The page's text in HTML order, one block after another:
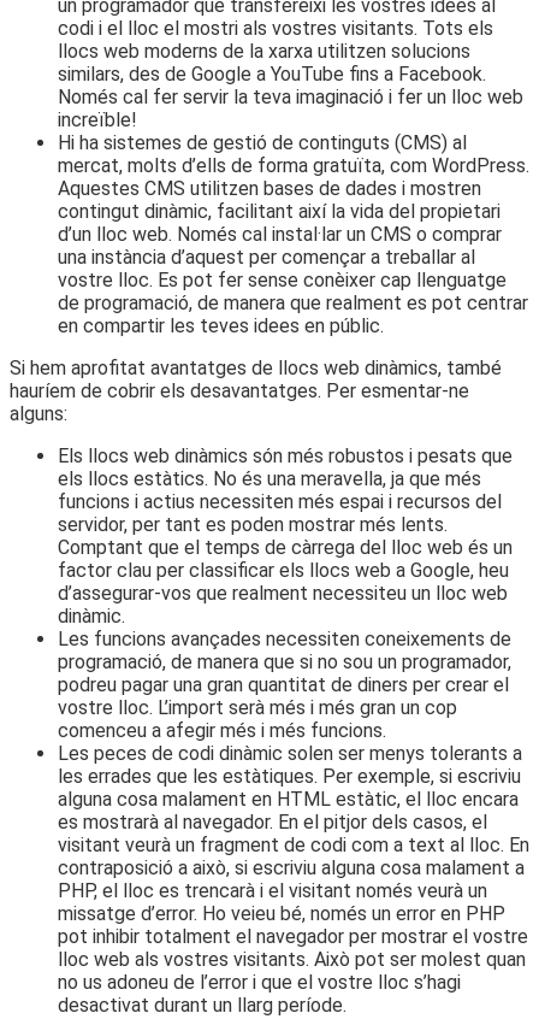
un programador que transfereixi les vostres idees al
codi i el lloc el mostri als vostres visitants. Tots els
llocs web moderns de la xarxa utilitzen solucions
similars, des de Google a YouTube fins a Facebook.
Només cal fer servir la teva imaginació i fer un lloc web
increïble!
Hi ha sistemes de gestió de continguts (CMS) al
mercat, molts d’ells de forma gratuïta, com WordPress.
Aquestes CMS utilitzen bases de dades i mostren
contingut dinàmic, facilitant així la vida del propietari
d’un lloc web. Només cal instal·lar un CMS o comprar
una instància d’aquest per començar a treballar al
vostre lloc. Es pot fer sense conèixer cap llenguatge
de programació, de manera que realment es pot centrar
en compartir les teves idees en públic.
Si hem aprofitat avantatges de llocs web dinàmics, també
hauríem de cobrir els desavantatges. Per esmentar-ne
alguns:
Els llocs web dinàmics són més robustos i pesats que
els llocs estàtics. No és una meravella, ja que més
funcions i actius necessiten més espai i recursos del
servidor, per tant es poden mostrar més lents.
Comptant que el temps de càrrega del lloc web és un
factor clau per classificar els llocs web a Google, heu
d’assegurar-vos que realment necessiteu un lloc web
dinàmic.
Les funcions avançades necessiten coneixements de
programació, de manera que si no sou un programador,
podreu pagar una gran quantitat de diners per crear el
vostre lloc. L’import serà més i més gran un cop
comenceu a afegir més i més funcions.
Les peces de codi dinàmic solen ser menys tolerants a
les errades que les estàtiques. Per exemple, si escriviu
alguna cosa malament en HTML estàtic, el lloc encara
es mostrarà al navegador. En el pitjor dels casos, el
visitant veurà un fragment de codi com a text al lloc. En
contraposició a això, si escriviu alguna cosa malament a
PHP, el lloc es trencarà i el visitant només veurà un
missatge d’error. Ho veieu bé, només un error en PHP
pot inhibir totalment el navegador per mostrar el vostre
lloc web als vostres visitants. Això pot ser molest quan
no us adoneu de l’error i que el vostre lloc s’hagi
desactivat durant un llarg període.